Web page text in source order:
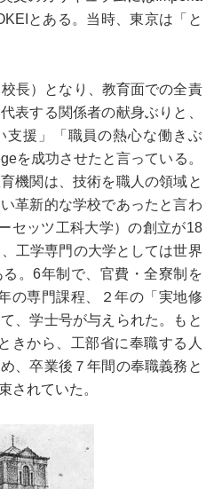
とある。当時、東京は「と
長）となり、教育面での全責
表する関係者の献身ぶりと、
支援」「職員の熱心な働きぶ
を成功させたと言っている。
機関は、技術を職人の領域と
革新的な学校であったと言わ
セッツ工科大学）の創立が18
工学専門の大学としては世界
。6年制で、官費・全寮制を
の専門課程、２年の「実地修
、学士号が与えられた。もと
きから、工部省に奉職する人
、卒業後７年間の奉職義務と
されていた。